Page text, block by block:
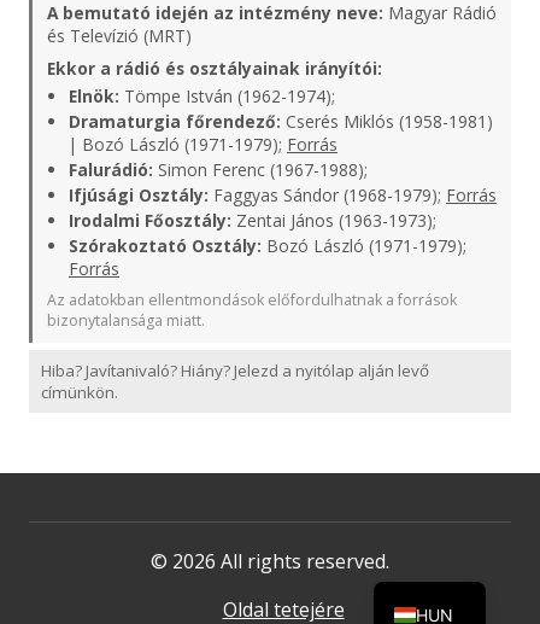
A bemutató idején az intézmény neve: Magyar Rádió
és Televízió (MRT)
Ekkor a rádió és osztályainak irányítói:
Elnök: Tömpe István (1962-1974);
Dramaturgia főrendező: Cserés Miklós (1958-1981)
| Bozó László (1971-1979); Forrás
Falurádió: Simon Ferenc (1967-1988);
Ifjúsági Osztály: Faggyas Sándor (1968-1979); Forrás
Irodalmi Főosztály: Zentai János (1963-1973);
Szórakoztató Osztály: Bozó László (1971-1979);
Forrás
Az adatokban ellentmondások előfordulhatnak a források
bizonytalansága miatt.
Hiba? Javítanivaló? Hiány? Jelezd a nyitólap alján levő
címünkön.
© 2026 All rights reserved.
Oldal tetejére
HUN